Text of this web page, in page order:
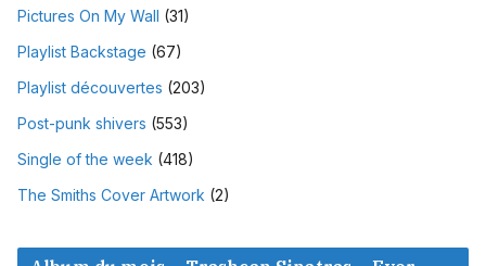
Pictures On My Wall (31)
Playlist Backstage (67)
Playlist découvertes (203)
Post-punk shivers (553)
Single of the week (418)
The Smiths Cover Artwork (2)